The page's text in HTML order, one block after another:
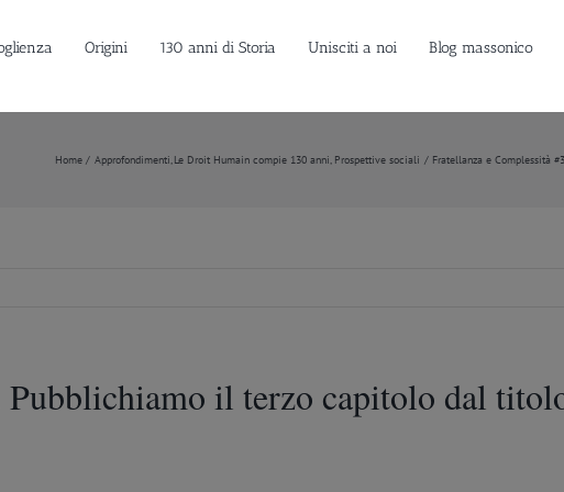
Origini 130 anni di Storia Unisciti a noi Blog massonico
Home Approfondimenti Le Droit Humain compie 130 anni Prospettive sociali Fratellanza e Complessità
Pubblichiamo il terzo capitolo dal